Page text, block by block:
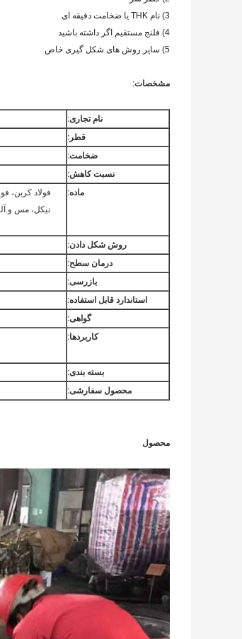
3) نام THK یا ضخامت دقیقه ای
4) فلنج مستقیم اگر داشته باشید
5) سایر روش های شکل گیری خاص
مشخصات:
نام تجاری:
قطر:
ضخامت:
نسبت کاهش:
ماده:
فولاد کربن،
نیکل، مس و
روش شکل دادن:
درمان سطح:
بازرسی:
استاندارد قابل استفاده:
گواهی:
کاربردها:
بسته بندی:
محصول سفارشی:
محصول